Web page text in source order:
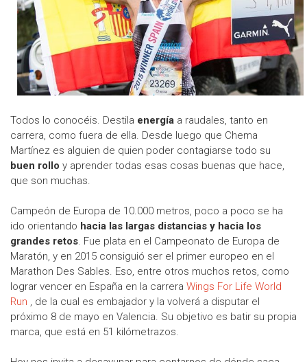
Todos lo conocéis. Destila energía a raudales, tanto en
carrera, como fuera de ella. Desde luego que Chema
Martínez es alguien de quien poder contagiarse todo su
buen rollo y aprender todas esas cosas buenas que hace,
que son muchas.
Campeón de Europa de 10.000 metros, poco a poco se ha
ido orientando hacia las largas distancias y hacia los
grandes retos. Fue plata en el Campeonato de Europa de
Maratón, y en 2015 consiguió ser el primer europeo en el
Marathon Des Sables. Eso, entre otros muchos retos, como
lograr vencer en España en la carrera Wings For Life World
Run , de la cual es embajador y la volverá a disputar el
próximo 8 de mayo en Valencia. Su objetivo es batir su propia
marca, que está en 51 kilómetrazos.